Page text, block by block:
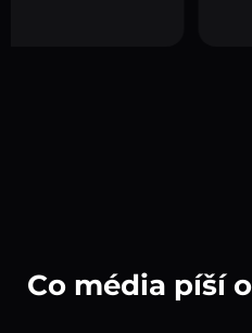
Co média píší